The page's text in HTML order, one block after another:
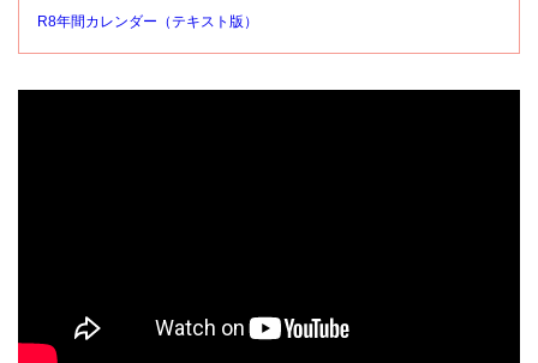
R8年間カレンダー（テキスト版）